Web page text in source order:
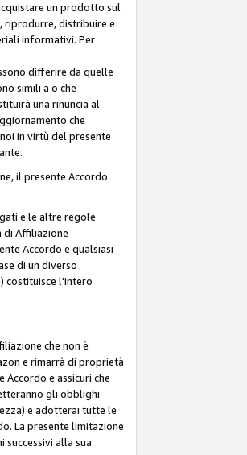
un prodotto sul
riprodurre, distribuire e
informativi. Per
differire da quelle
simili a o che
una rinuncia al
che
in virtù del presente
il presente Accordo
e le altre regole
di Affiliazione
Accordo e qualsiasi
di un diverso
costituisce l'intero
che non è
e rimarrà di proprietà
e assicuri che
gli obblighi
e adotterai tutte le
La presente limitazione
alla sua